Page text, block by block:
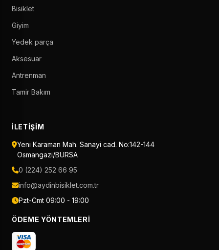
Bisiklet
Giyim
Yedek parça
Aksesuar
Antrenman
Tamir Bakım
İLETIŞIM
Yeni Karaman Mah. Sanayi cad. No:142-144
Osmangazi/BURSA
0 (224) 252 66 95
info@aydinbisiklet.com.tr
Pzt-Cmt 09:00 - 19:00
ÖDEME YÖNTEMLERI